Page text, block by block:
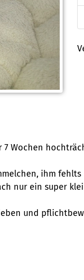
Wochen
ihm
nur ein super
und